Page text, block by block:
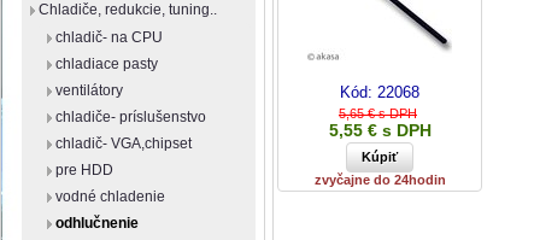
Chladiče, redukcie, tuning..
chladič- na CPU
chladiace pasty
ventilátory
chladiče- príslušenstvo
chladič- VGA,chipset
pre HDD
vodné chladenie
odhlučnenie
Kód: 22068
5,65 € s DPH
5,55 € s DPH
zvyčajne do 24hodin